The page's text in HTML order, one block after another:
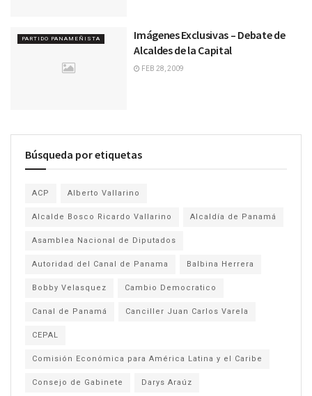
PARTIDO PANAMEÑISTA
Imágenes Exclusivas – Debate de
Alcaldes de la Capital
FEB 28, 2009
Búsqueda por etiquetas
ACP Alberto Vallarino
Alcalde Bosco Ricardo Vallarino Alcaldía de Panamá
Asamblea Nacional de Diputados
Autoridad del Canal de Panama Balbina Herrera
Bobby Velasquez Cambio Democratico
Canal de Panamá Canciller Juan Carlos Varela
CEPAL
Comisión Económica para América Latina y el Caribe
Consejo de Gabinete Darys Araúz